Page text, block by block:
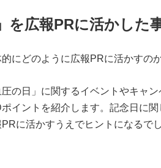
を広報PRに活かした
的にどのように広報PRに活かすの
の日」に関するイベントやキャ
イントを紹介します。記念日に
に活かすうえでヒントになるでし